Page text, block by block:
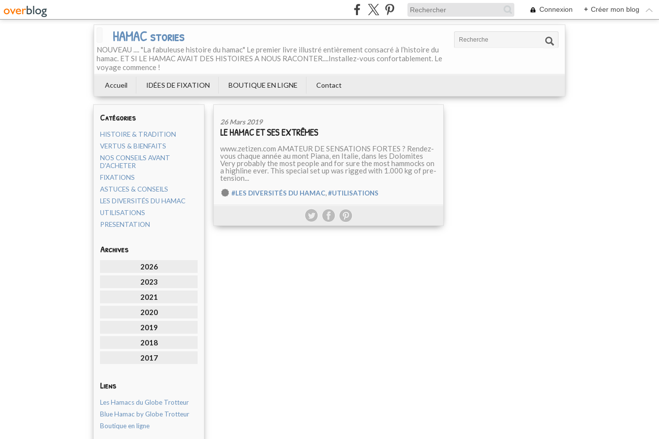
Connexion + Créer mon blog
HAMAC stories
NOUVEAU .... "La fabuleuse histoire du hamac" Le premier livre illustré entièrement consacré à l’histoire du
hamac. ET SI LE HAMAC AVAIT DES HISTOIRES A NOUS RACONTER....Installez-vous confortablement. Le
voyage commence !
Accueil IDÉES DE FIXATION BOUTIQUE EN LIGNE Contact
Catégories
HISTOIRE & TRADITION
VERTUS & BIENFAITS
NOS CONSEILS AVANT
D'ACHETER
FIXATIONS
ASTUCES & CONSEILS
LES DIVERSITÉS DU HAMAC
UTILISATIONS
PRESENTATION
Archives
2026
2023
2021
2020
2019
2018
2017
Liens
Les Hamacs du Globe Trotteur
Blue Hamac by Globe Trotteur
Boutique en ligne
26 Mars 2019
LE HAMAC ET SES EXTRÊMES
www.zetizen.com AMATEUR DE SENSATIONS FORTES ? Rendez-
vous chaque année au mont Piana, en Italie, dans les Dolomites
Very probably the most people and for sure the most hammocks on
a highline ever. This special set up was rigged with 1.000 kg of pre-
tension...
#LES DIVERSITÉS DU HAMAC,#UTILISATIONS